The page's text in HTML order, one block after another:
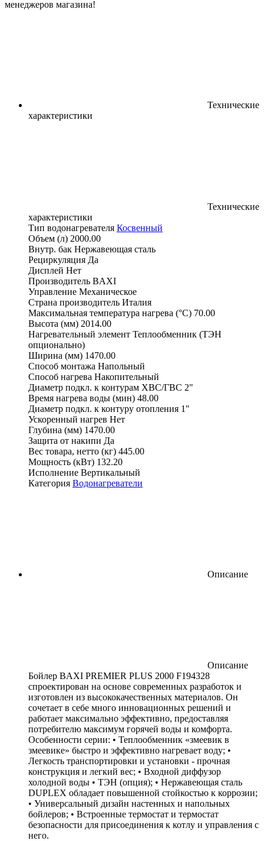
менеджеров магазина!
Технические
характеристики
Технические
характеристики
Тип водонагревателя Косвенный
Объем (л) 2000.00
Внутр. бак Нержавеющая сталь
Рециркуляция Да
Дисплей Нет
Производитель BAXI
Управление Механическое
Страна производитель Италия
Максимальная температура нагрева (°С) 70.00
Высота (мм) 2014.00
Нагревательный элемент Теплообменник (ТЭН
опционально)
Ширина (мм) 1470.00
Способ монтажа Напольный
Способ нагрева Накопительный
Диаметр подкл. к контурам ХВС/ГВС 2"
Время нагрева воды (мин) 48.00
Диаметр подкл. к контуру отопления 1"
Ускоренный нагрев Нет
Глубина (мм) 1470.00
Защита от накипи Да
Вес товара, нетто (кг) 445.00
Мощность (кВт) 132.20
Исполнение Вертикальный
Категория Водонагреватели
Описание
Описание
Бойлер BAXI PREMIER PLUS 2000 F194328
спроектирован на основе современных разработок и
изготовлен из высококачественных материалов. Он
сочетает в себе много инновационных решений и
работает максимально эффективно, предоставляя
потребителю максимум горячей воды и комфорта.
Особенности серии: • Теплообменник «змеевик в
змеевике» быстро и эффективно нагревает воду; •
Легкость транспортировки и установки - прочная
конструкция и легкий вес; • Входной диффузор
холодной воды • ТЭН (опция); • Нержавеющая сталь
DUPLEX обладает повышенной стойкостью к коррозии;
• Универсальный дизайн настенных и напольных
бойлеров; • Встроенные термостат и термостат
безопасности для присоединения к котлу и управления с
него.